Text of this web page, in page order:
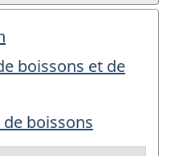
boissons et de
boissons